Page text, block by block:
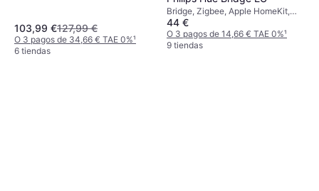
103,99 €127,99 €
O 3 pagos de 34,66 € TAE 0%¹
6 tiendas
Bridge, Zigbee, Apple HomeKit,
Google Assistant, Amazon Alexa
44 €
O 3 pagos de 14,66 € TAE 0%¹
9 tiendas